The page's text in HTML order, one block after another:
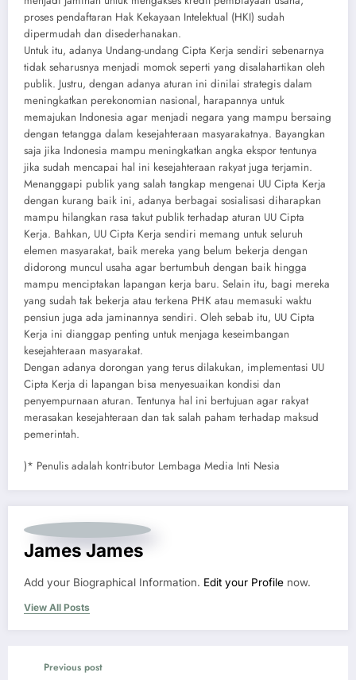
proses pendaftaran Hak Kekayaan Intelektual (HKI) sudah
dipermudah dan disederhanakan.
Untuk itu, adanya Undang-undang Cipta Kerja sendiri sebenarnya
tidak seharusnya menjadi momok seperti yang disalahartikan oleh
publik. Justru, dengan adanya aturan ini dinilai strategis dalam
meningkatkan perekonomian nasional, harapannya untuk
memajukan Indonesia agar menjadi negara yang mampu bersaing
dengan tetangga dalam kesejahteraan masyarakatnya. Bayangkan
saja jika Indonesia mampu meningkatkan angka ekspor tentunya
jika sudah mencapai hal ini kesejahteraan rakyat juga terjamin.
Menanggapi publik yang salah tangkap mengenai UU Cipta Kerja
dengan kurang baik ini, adanya berbagai sosialisasi diharapkan
mampu hilangkan rasa takut publik terhadap aturan UU Cipta
Kerja. Bahkan, UU Cipta Kerja sendiri memang untuk seluruh
elemen masyarakat, baik mereka yang belum bekerja dengan
didorong muncul usaha agar bertumbuh dengan baik hingga
mampu menciptakan lapangan kerja baru. Selain itu, bagi mereka
yang sudah tak bekerja atau terkena PHK atau memasuki waktu
pensiun juga ada jaminannya sendiri. Oleh sebab itu, UU Cipta
Kerja ini dianggap penting untuk menjaga keseimbangan
kesejahteraan masyarakat.
Dengan adanya dorongan yang terus dilakukan, implementasi UU
Cipta Kerja di lapangan bisa menyesuaikan kondisi dan
penyempurnaan aturan. Tentunya hal ini bertujuan agar rakyat
merasakan kesejahteraan dan tak salah paham terhadap maksud
pemerintah.
)* Penulis adalah kontributor Lembaga Media Inti Nesia
James James
Add your Biographical Information. Edit your Profile now.
View All Posts
Previous post